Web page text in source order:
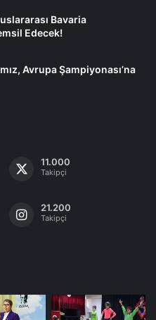
Bavaria
Edecek!
Avrupa Şampiyonası’na
11.000
Takipçi
21.200
Takipçi